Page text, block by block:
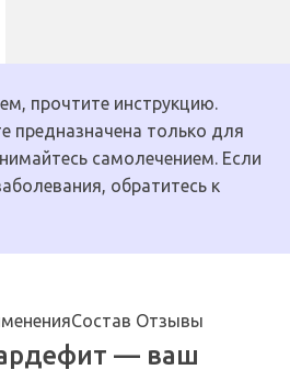
прочтите инструкцию.
предназначена только для
самолечением. Если
обратитесь к
Состав Отзывы
— ваш